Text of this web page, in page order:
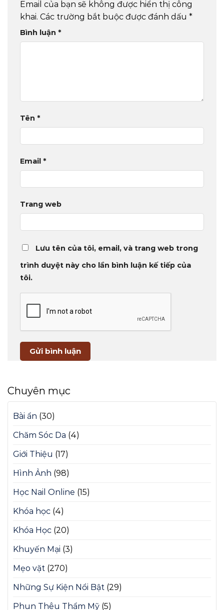
Email của bạn sẽ không được hiển thị công
khai. Các trường bắt buộc được đánh dấu *
Bình luận *
Tên *
Email *
Trang web
Lưu tên của tôi, email, và trang web trong
trình duyệt này cho lần bình luận kế tiếp của
tôi.
Chuyên mục
Bài ẩn (30)
Chăm Sóc Da (4)
Giới Thiệu (17)
Hình Ảnh (98)
Học Nail Online (15)
Khóa học (4)
Khóa Học (20)
Khuyến Mại (3)
Mẹo vặt (270)
Những Sự Kiện Nổi Bật (29)
Phun Thêu Thẩm Mỹ (5)